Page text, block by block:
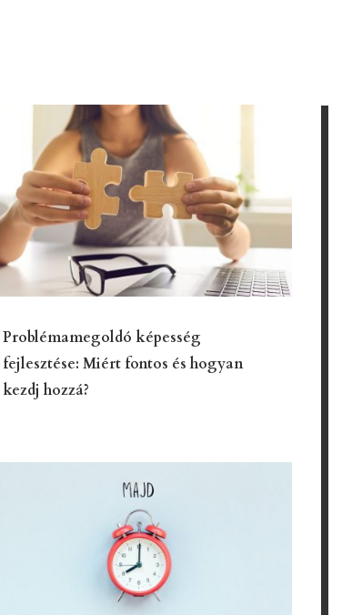
Problémamegoldó képesség
fejlesztése: Miért fontos és hogyan
kezdj hozzá?